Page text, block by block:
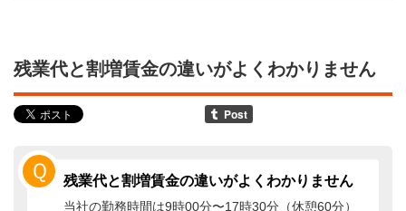
残業代と割増賃金の違いがよくわかりません
Ｑ 残業代と割増賃金の違いがよくわかりません
当社の勤務時間は9時00分〜17時30分（休憩60分）